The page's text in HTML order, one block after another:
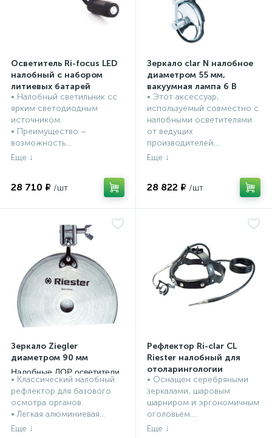
Осветитель Ri-focus LED
налобный с набором
литиевых батарей
Налобные ЛОР осветители
• Налобный светильник сс
ярким светодиодным
источником.
• Преимущество –
возможность...
28 710 ₽
Зеркало clar N налобное
диаметром 55 мм,
вакуумная лампа 6 В
Налобные ЛОР осветители
• Этот аксессуар,
используемый совместно с
налобными осветителями
от ведущих
производителей,...
28 822 ₽
Зеркало Ziegler
диаметром 90 мм
Налобные ЛОР осветители
• Классический налобный
рефлектор для базового
осмотра органов.
• Легкая алюминиевая...
Рефлектор Ri-clar CL
Riester налобный для
отоларингологии
Налобные ЛОР осветители
• Оснащен серебряными
зеркалами, шаровым
шарниром и эргономичным
оголовьем....